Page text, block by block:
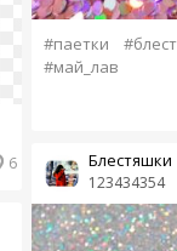
6
#паетки
#май_лав
123434354
Блестяшки